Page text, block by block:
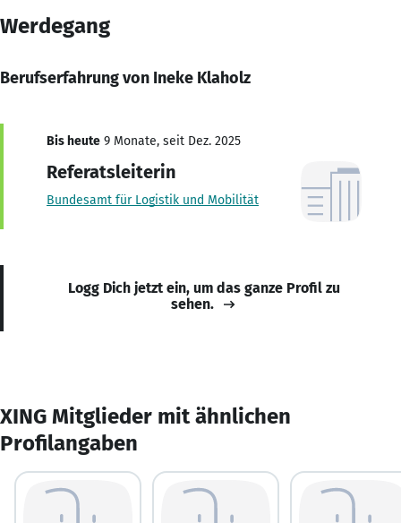
Werdegang
Berufserfahrung von Ineke Klaholz
Bis heute 9 Monate, seit Dez. 2025
Referatsleiterin
Bundesamt für Logistik und Mobilität
Logg Dich jetzt ein, um das ganze Profil zu
sehen.
XING Mitglieder mit ähnlichen
Profilangaben